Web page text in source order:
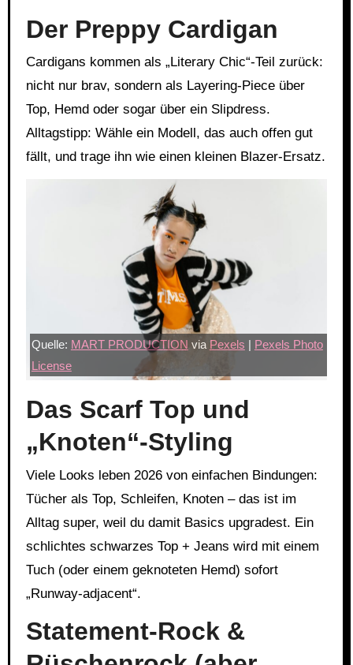
Der Preppy Cardigan
Cardigans kommen als „Literary Chic“-Teil zurück:
nicht nur brav, sondern als Layering-Piece über
Top, Hemd oder sogar über ein Slipdress.
Alltagstipp: Wähle ein Modell, das auch offen gut
fällt, und trage ihn wie einen kleinen Blazer-Ersatz.
Quelle: MART PRODUCTION via Pexels | Pexels Photo
License
Das Scarf Top und
„Knoten“-Styling
Viele Looks leben 2026 von einfachen Bindungen:
Tücher als Top, Schleifen, Knoten – das ist im
Alltag super, weil du damit Basics upgradest. Ein
schlichtes schwarzes Top + Jeans wird mit einem
Tuch (oder einem geknoteten Hemd) sofort
„Runway-adjacent“.
Statement-Rock &